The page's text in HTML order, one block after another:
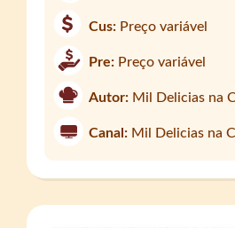
Cus: Preço variável
Pre: Preço variável
Autor: Mil Delicias na
Canal: Mil Delicias na